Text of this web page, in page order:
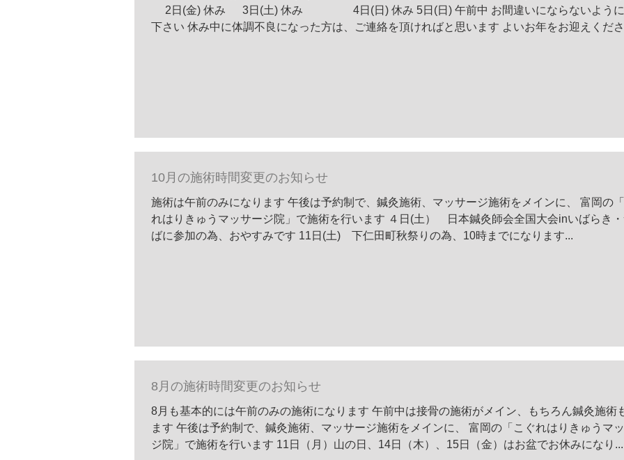
下さい 休み中に体調不良になった方は、ご連絡を頂ければと思います よいお年をお迎
10月の施術時間変更のお知らせ
施術は午前のみになります 午後は予約制で、鍼灸施術、マッサージ施術をメインに、 富岡の
れはりきゅうマッサージ院」で施術を行います ４日(土） 日本鍼灸師会全国大会inいばらき・
ばに参加の為、おやすみです 11日(土) 下仁田町秋祭りの為、10時までになります...
8月の施術時間変更のお知らせ
8月も基本的には午前のみの施術になります 午前中は接骨の施術がメイン、もちろん鍼灸施術
ます 午後は予約制で、鍼灸施術、マッサージ施術をメインに、 富岡の「こぐれはりきゅうマ
ジ院」で施術を行います 11日（月）山の日、14日（木）、15日（金）はお盆でお休みになり...